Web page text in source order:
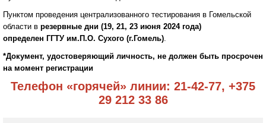
Пунктом проведения централизованного тестирования в Гомельской
области в резервные дни (19, 21, 23 июня 2024 года)
определен ГГТУ им.П.О. Сухого (г.Гомель)
*Документ, удостоверяющий личность, не должен быть просрочен
на момент регистрации
Телефон «горячей» линии: 21-42-77, +375
29 212 33 86